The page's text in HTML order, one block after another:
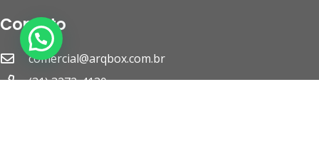
Contato
comercial@arqbox.com.br